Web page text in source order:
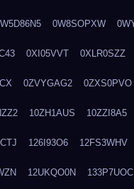
0W8SOPXW
0XI05VVT 0XLR0SZZ
0ZVYGAG2 0ZXS0PVO
10ZH1AUS 10ZZI8A5
126I93O6 12FS3WHV
12UKQO0N 133P7UOC